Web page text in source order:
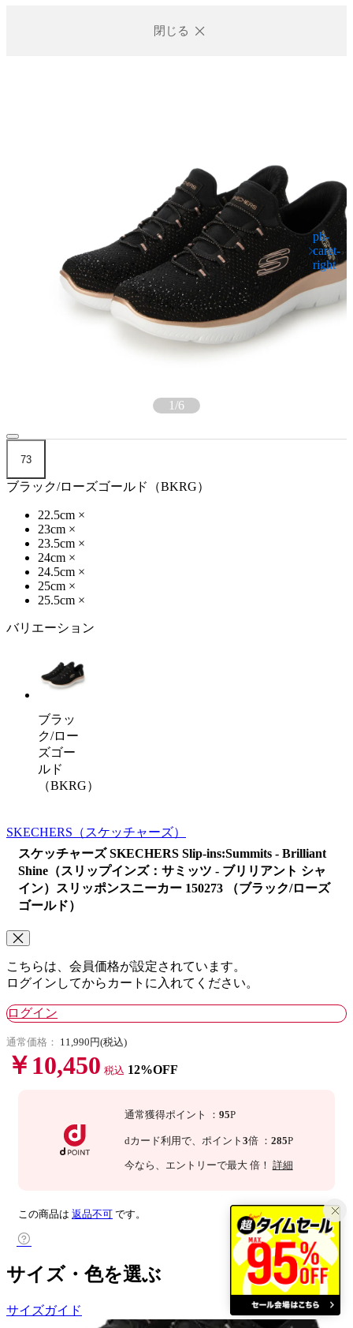
閉じる
1/6
73
ブラック/ローズゴールド（BKRG）
22.5cm ×
23cm ×
23.5cm ×
24cm ×
24.5cm ×
25cm ×
25.5cm ×
バリエーション
ブラッ
ク/ロー
ズゴー
ルド
（BKRG）
SKECHERS （スケッチャーズ）
スケッチャーズ SKECHERS Slip-ins:Summits - Brilliant
Shine（スリップインズ：サミッツ - ブリリアント シャ
イン）スリッポンスニーカー 150273 （ブラック/ローズ
ゴールド）
こちらは、会員価格が設定されています。
ログインしてからカートに入れてください。
ログイン
通常価格： 11,990円(税込)
￥10,450 税込 12%OFF
通常獲得ポイント ： 95P
dカード利用で、 ポイント 3倍 ： 285P
今なら 、エントリーで最大 倍！ 詳細
この商品は 返品不可 です。
サイズ・色を選ぶ
サイズガイド